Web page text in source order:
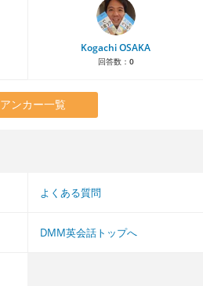
Kogachi OSAKA
回答数： 0
アンカー一覧
よくある質問
DMM英会話トップへ